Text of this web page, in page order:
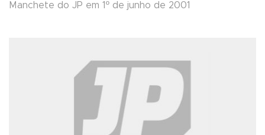
Manchete do JP em 1º de junho de 2001